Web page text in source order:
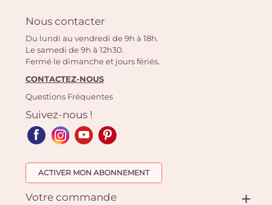
Nous contacter
Du lundi au vendredi de 9h à 18h.
Le samedi de 9h à 12h30.
Fermé le dimanche et jours fériés.
CONTACTEZ-NOUS
Questions Fréquentes
Suivez-nous !
ACTIVER MON ABONNEMENT
Votre commande